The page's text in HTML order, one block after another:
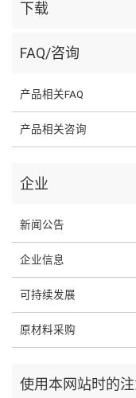
下载
FAQ/咨询
产品相关FAQ
产品相关咨询
企业
新闻公告
企业信息
可持续发展
原材料采购
使用本网站时的